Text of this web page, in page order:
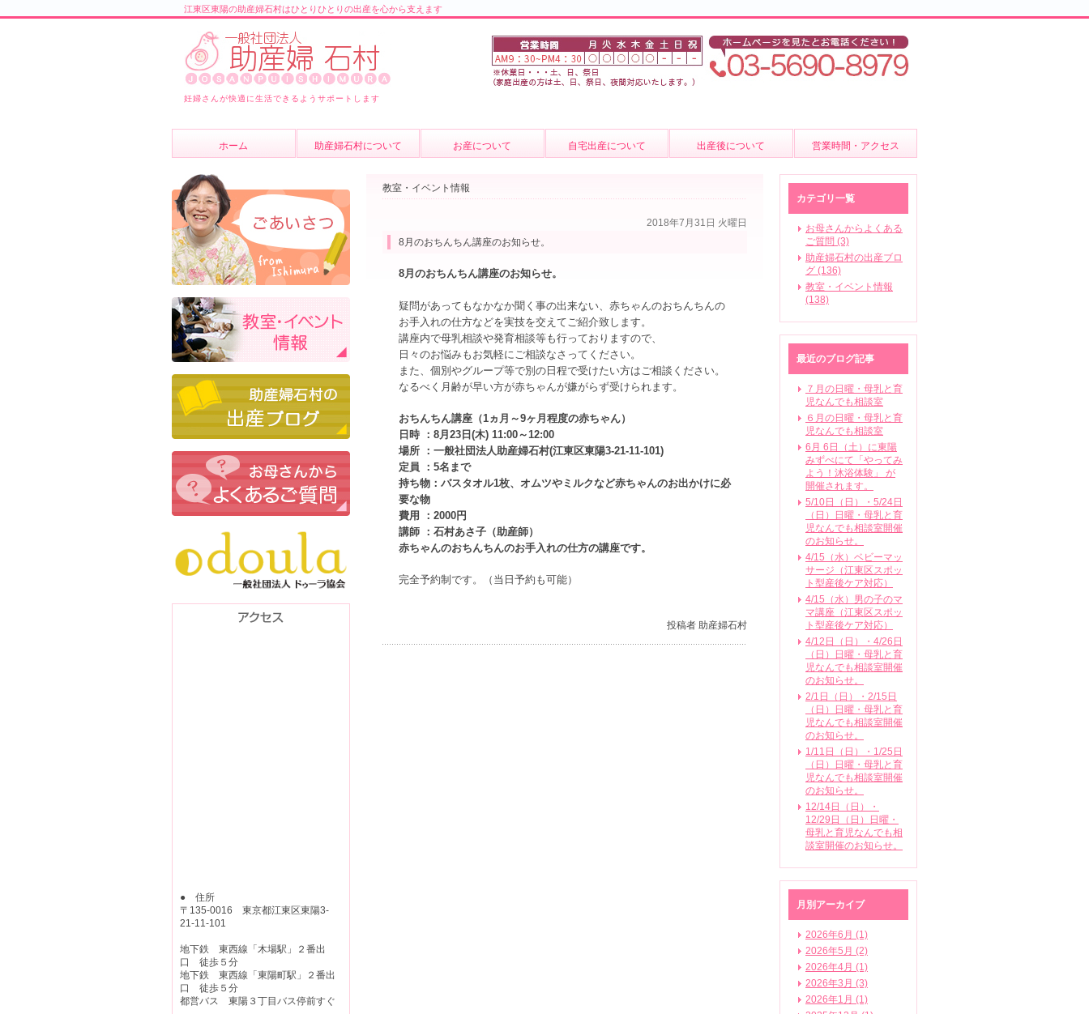
江東区東陽の助産婦石村はひとりひとりの出産を心から支えます
妊婦さんが快適に生活できるようサポートします
ホーム 助産婦石村について
スタッフ紹介
よくあるご質問
ブログ
お産について
費用について
自宅出産について 出産後について
出張サービス
営業時間・アクセス
教室・イベント情報
2018年7月31日 火曜日
8月のおちんちん講座のお知らせ。
8月のおちんちん講座のお知らせ。
疑問があってもなかなか聞く事の出来ない、赤ちゃんのおちんちんの
お手入れの仕方などを実技を交えてご紹介致します。
講座内で母乳相談や発育相談等も行っておりますので、
日々のお悩みもお気軽にご相談なさってください。
また、個別やグループ等で別の日程で受けたい方はご相談ください。
なるべく月齢が早い方が赤ちゃんが嫌がらず受けられます。
おちんちん講座（1ヵ月～9ヶ月程度の赤ちゃん）
日時 ：8月23日(木) 11:00～12:00
場所 ：一般社団法人助産婦石村(江東区東陽3-21-11-101)
定員 ：5名まで
持ち物：バスタオル1枚、オムツやミルクなど赤ちゃんのお出かけに必
要な物
費用 ：2000円
講師 ：石村あさ子（助産師）
赤ちゃんのおちんちんのお手入れの仕方の講座です。
完全予約制です。（当日予約も可能）
投稿者 助産婦石村
カテゴリ一覧
お母さんからよくある
ご質問 (3)
助産婦石村の出産ブロ
グ (136)
教室・イベント情報
(138)
最近のブログ記事
７月の日曜・母乳と育
児なんでも相談室
６月の日曜・母乳と育
児なんでも相談室
6月 6日（土）に東陽
みずべにて「やってみ
よう！沐浴体験」 が
開催されます。
5/10日（日）・5/24日
（日）日曜・母乳と育
児なんでも相談室開催
のお知らせ。
4/15（水）ベビーマッ
サージ（江東区スポッ
ト型産後ケア対応）
4/15（水）男の子のマ
マ講座（江東区スポッ
ト型産後ケア対応）
4/12日（日）・4/26日
（日）日曜・母乳と育
児なんでも相談室開催
のお知らせ。
2/1日（日）・2/15日
（日）日曜・母乳と育
児なんでも相談室開催
のお知らせ。
1/11日（日）・1/25日
（日）日曜・母乳と育
児なんでも相談室開催
のお知らせ。
12/14日（日）・
12/29日（日）日曜・
母乳と育児なんでも相
談室開催のお知らせ。
月別アーカイブ
2026年6月 (1)
2026年5月 (2)
2026年4月 (1)
2026年3月 (3)
2026年1月 (1)
● 住所
〒135-0016 東京都江東区東陽3-
21-11-101
地下鉄 東西線「木場駅」２番出
口 徒歩５分
地下鉄 東西線「東陽町駅」２番出
口 徒歩５分
都営バス 東陽３丁目バス停前すぐ